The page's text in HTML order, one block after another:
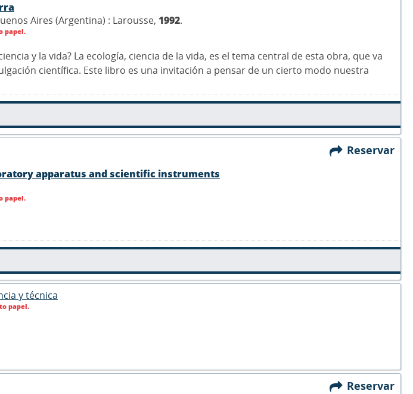
Aires (Argentina) : Larousse, 1992.
papel.
y la vida? La ecología, ciencia de la vida, es el tema central de esta obra, que va
científica. Este libro es una invitación a pensar de un cierto modo nuestra
Reservar
apparatus and scientific instruments
papel.
y técnica
papel.
Reservar